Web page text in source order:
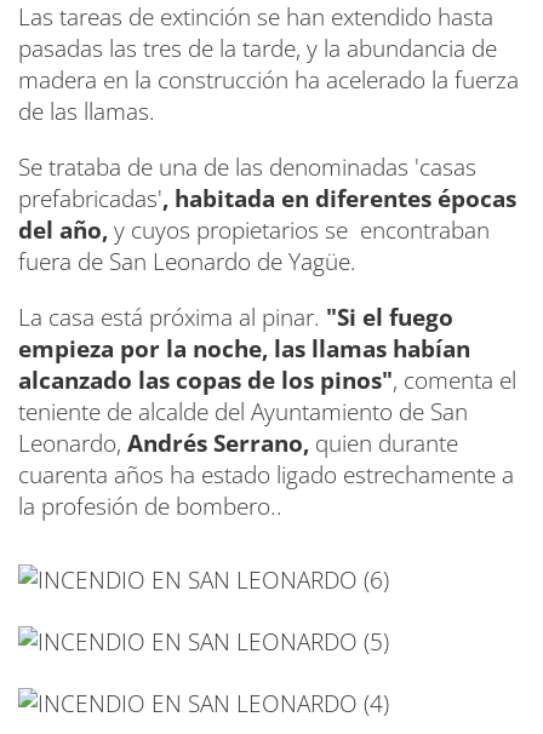
Las tareas de extinción se han extendido hasta
pasadas las tres de la tarde, y la abundancia de
madera en la construcción ha acelerado la fuerza
de las llamas.
Se trataba de una de las denominadas 'casas
prefabricadas', habitada en diferentes épocas
del año,y cuyos propietarios se encontraban
fuera de San Leonardo de Yagüe.
La casa está próxima al pinar. "Si el fuego
empieza por la noche, las llamas habían
alcanzado las copas de los pinos", comenta el
teniente de alcalde del Ayuntamiento de San
Leonardo, Andrés Serrano, quien durante
cuarenta años ha estado ligado estrechamente a
la profesión de bombero..